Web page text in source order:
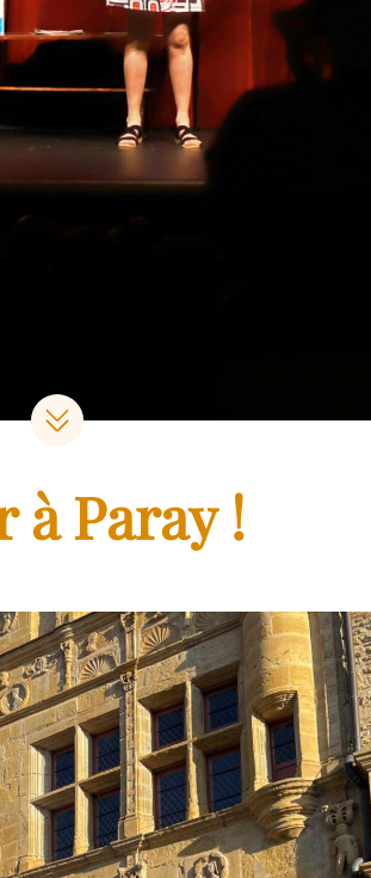
à Paray !